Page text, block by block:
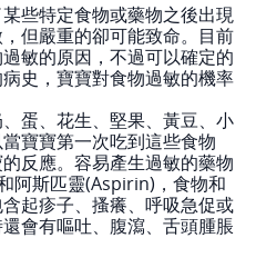
些特定食物或藥物之後出現
但嚴重的卻可能致命。目前
敏的原因，不過可以確定的
史，寶寶對食物過敏的機率
蛋、花生、堅果、黃豆、小
寶寶第一次吃到這些食物
反應。容易產生過敏的藥物
阿斯匹靈(Aspirin)，食物和
起疹子、搔癢、呼吸急促或
會有嘔吐、腹瀉、舌頭腫脹